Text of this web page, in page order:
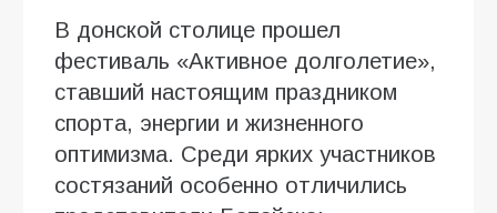
В донской столице прошел
фестиваль «Активное долголетие»,
ставший настоящим праздником
спорта, энергии и жизненного
оптимизма. Среди ярких участников
состязаний особенно отличились